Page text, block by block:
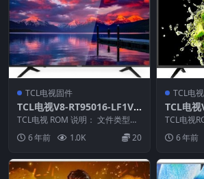
TCL电视固件
TCL电视V8-RT95016-LF1V0
49版本强刷电视固件包下载
TCL电视 ROM 说明： 文件类型：i
mg 适用机芯：RT95 适用机型：L
4... 6 年前 1.0K 20
TCL电
TCL电
072版本
TCL电视
S901 适
6 年前